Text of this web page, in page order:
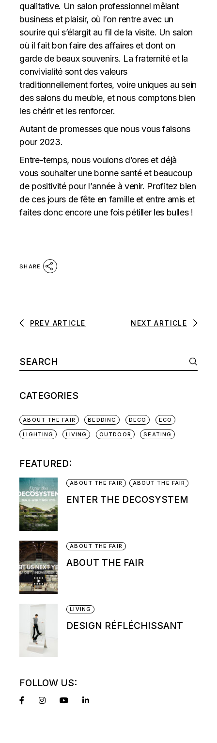
qualitative. Un salon professionnel mêlant
business et plaisir, où l’on rentre avec un
sourire qui s’élargit au fil de la visite. Un salon
où il fait bon faire des affaires et dont on
garde de beaux souvenirs. La fraternité et la
convivialité sont des valeurs
traditionnellement fortes, voire uniques au sein
des salons du meuble, et nous comptons bien
les chérir et les renforcer.
Autant de promesses que nous vous faisons
pour 2023.
Entre-temps, nous voulons d’ores et déjà
vous souhaiter une bonne santé et beaucoup
de positivité pour l’année à venir. Profitez bien
de ces jours de fête en famille et entre amis et
faites donc encore une fois pétiller les bulles !
SHARE
PREV ARTICLE NEXT ARTICLE
CATEGORIES
ABOUT THE FAIR BEDDING DECO ECO
LIGHTING LIVING OUTDOOR SEATING
FEATURED:
ABOUT THE FAIR ABOUT THE FAIR
ENTER THE DECOSYSTEM
ABOUT THE FAIR
ABOUT THE FAIR
LIVING
DESIGN RÉFLÉCHISSANT
FOLLOW US: